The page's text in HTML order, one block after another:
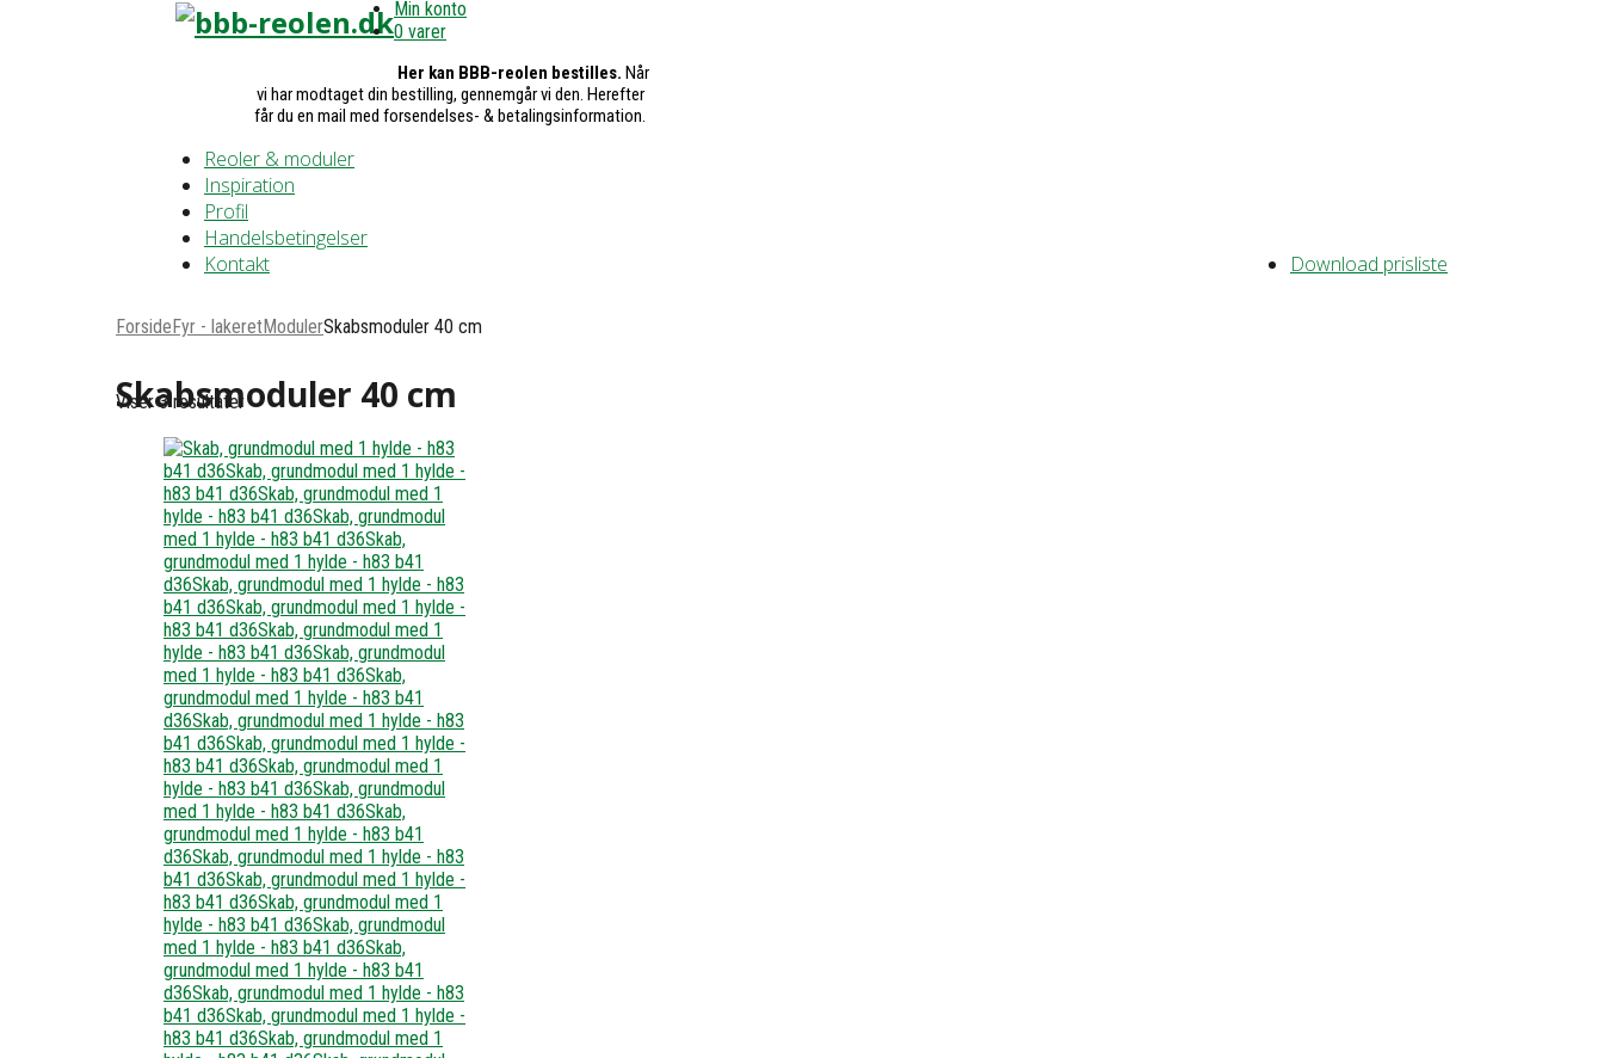
Min konto
0 varer
Her kan BBB-reolen bestilles. Når
vi har modtaget din bestilling, gennemgår vi den. Herefter
får du en mail med forsendelses- & betalingsinformation.
Reoler & moduler
Inspiration
Profil
Handelsbetingelser
Download prisliste
Kontakt
ForsideFyr - lakeretModulerSkabsmoduler 40 cm
Skabsmoduler 40 cm
Viser 3 resultater